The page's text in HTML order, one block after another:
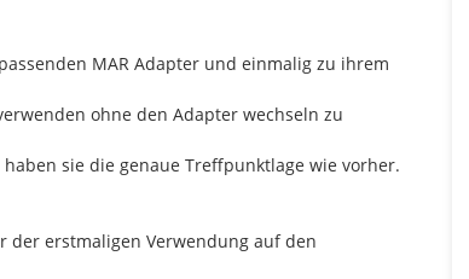
MAR Adapter und einmalig zu ihrem
ohne den Adapter wechseln zu
sie die genaue Treffpunktlage wie vorher.
der erstmaligen Verwendung auf den